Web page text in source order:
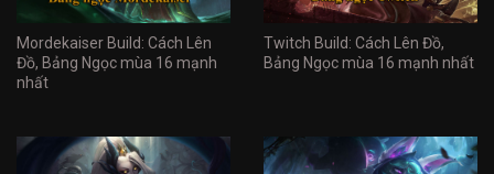
Mordekaiser Build: Cách Lên
Đồ, Bảng Ngọc mùa 16 mạnh
nhất
Twitch Build: Cách Lên Đồ,
Bảng Ngọc mùa 16 mạnh nhất